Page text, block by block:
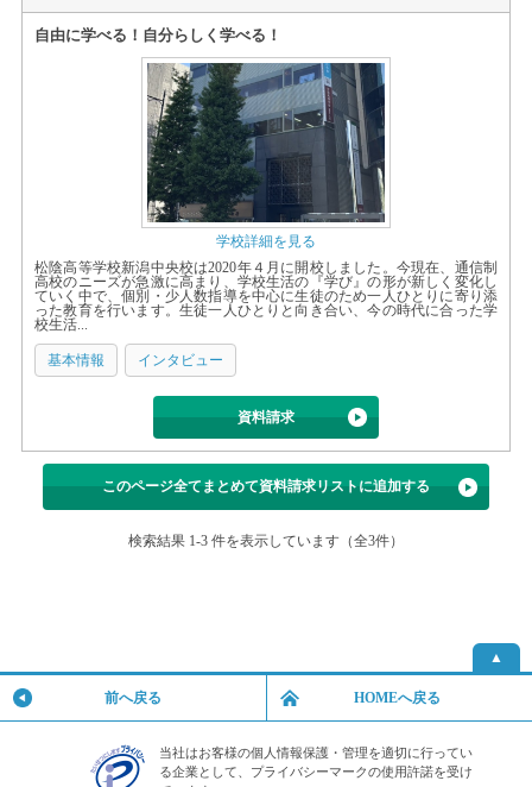
自由に学べる！自分らしく学べる！
学校詳細を見る
松陰高等学校新潟中央校は2020年４月に開校しました。今現在、通信制
高校のニーズが急激に高まり、学校生活の『学び』の形が新しく変化し
ていく中で、個別・少人数指導を中心に生徒のため一人ひとりに寄り添
った教育を行います。生徒一人ひとりと向き合い、今の時代に合った学
校生活...
基本情報 インタビュー
資料請求
このページ全てまとめて資料請求リストに追加する
検索結果 1-3 件を表示しています（全3件）
▲
前へ戻る HOMEへ戻る
当社はお客様の個人情報保護・管理を適切に行ってい
る企業として、プライバシーマークの使用許諾を受け